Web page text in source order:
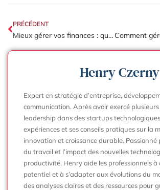
PRÉCÉDENT
Mieux gérer vos finances : quel impact du taux du livret A sur votre argent ?
Henry Czerny
Expert en stratégie d’entreprise,
communication. Après avoir exercé plusieurs
leadership dans des startups
expériences et ses conseils pratiques sur la
innovation et croissance durable. Passionné
du travail et l’impact des nouvelles
productivité, Henry aide les professionnels à
potentiel et à s’adapter aux évolutions du
des analyses claires et des ressources pour